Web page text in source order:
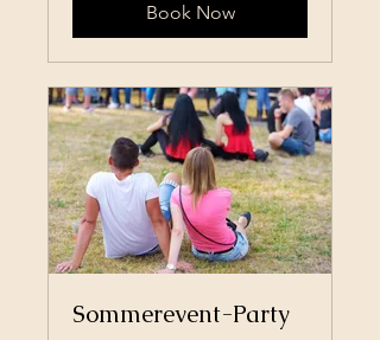
Book Now
Sommerevent-Party